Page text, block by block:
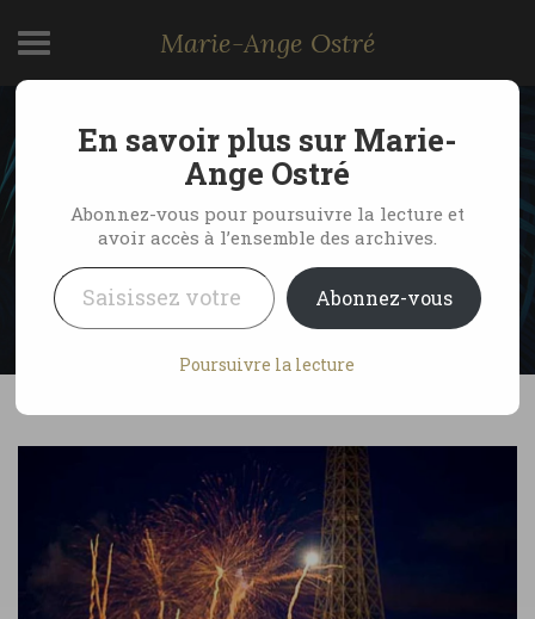
Marie-Ange Ostré
Feu d’artifice, Paris 14
juillet 2010
by Marie-Ange Ostré
15 juillet 2010
7 Comments
En savoir plus sur Marie-
Ange Ostré
Abonnez-vous pour poursuivre la lecture et
avoir accès à l’ensemble des archives.
Saisissez votre adresse e-mail…
Abonnez-vous
Poursuivre la lecture